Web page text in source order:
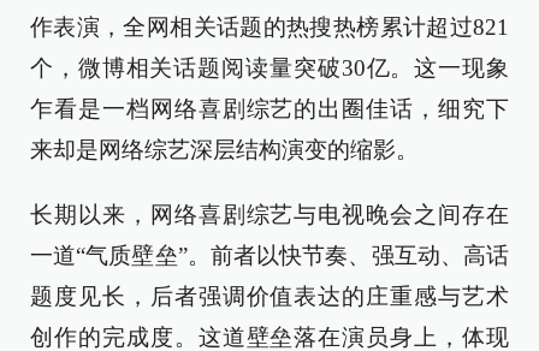
作表演，全网相关话题的热搜热榜累计超过821
个，微博相关话题阅读量突破30亿。这一现象
乍看是一档网络喜剧综艺的出圈佳话，细究下
来却是网络综艺深层结构演变的缩影。
长期以来，网络喜剧综艺与电视晚会之间存在
一道“气质壁垒”。前者以快节奏、强互动、高话
题度见长，后者强调价值表达的庄重感与艺术
创作的完成度。这道壁垒落在演员身上，体现